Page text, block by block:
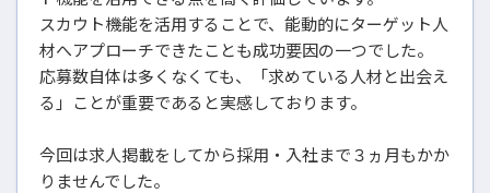
スカウト機能を活用することで、能動的にターゲット人
材へアプローチできたことも成功要因の一つでした。
応募数自体は多くなくても、「求めている人材と出会え
る」ことが重要であると実感しております。
今回は求人掲載をしてから採用・入社まで３ヵ月もかか
りませんでした。